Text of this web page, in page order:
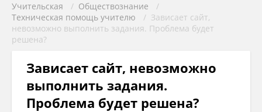
Учительская / Обществознание
/
Техническая помощь учителю
/ Зависает сайт,
невозможно выполнить задания. Проблема будет
решена?
Зависает сайт, невозможно
выполнить задания.
Проблема будет решена?